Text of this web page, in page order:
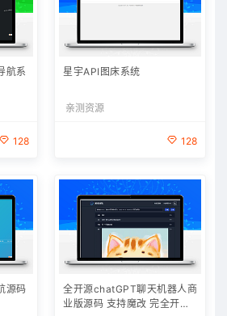
航系
128
星宇API图床系统
亲测资源
128
源码
全开源chatGPT聊天机器人商
业版源码 支持魔改 完全开放